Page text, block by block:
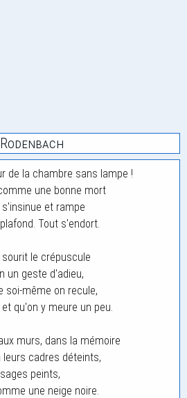
de la chambre sans lampe !
une bonne mort
et rampe
Tout s'endort.
le crépuscule
un geste d'adieu,
soi-même on recule,
qu'on y meure un peu.
murs, dans la mémoire
leurs cadres déteints,
peints,
une neige noire.